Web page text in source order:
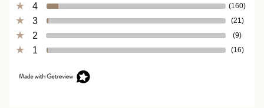
4 (160)
3 (21)
2 (9)
1 (16)